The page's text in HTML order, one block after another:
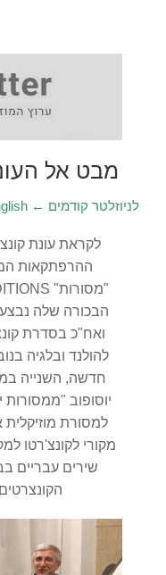
מבט אל העונה
← לניוזלטר קודמים
לקראת עונת
ההרפתקאות
הבכורה שלה
ואח"כ בסדרת
להולנד ובלגיה
חדשה, השנייה
יוסופוב
למסורת
מקורי לקונצ'רטו
שירים עבריים